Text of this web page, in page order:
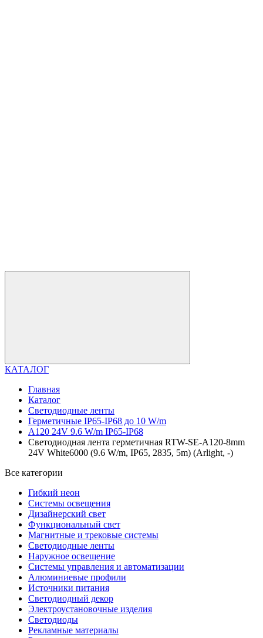
КАТАЛОГ
Главная
Каталог
Светодиодные ленты
Герметичные IP65-IP68 до 10 W/m
A120 24V 9.6 W/m IP65-IP68
Светодиодная лента герметичная RTW-SE-A120-8mm
24V White6000 (9.6 W/m, IP65, 2835, 5m) (Arlight, -)
Все категории
Гибкий неон
Системы освещения
Дизайнерский свет
Функциональный свет
Магнитные и трековые системы
Светодиодные ленты
Наружное освещение
Системы управления и автоматизации
Алюминиевые профили
Источники питания
Светодиодный декор
Электроустановочные изделия
Светодиоды
Рекламные материалы